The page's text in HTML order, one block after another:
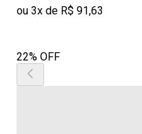
ou 3x de R$ 91,63
22% OFF